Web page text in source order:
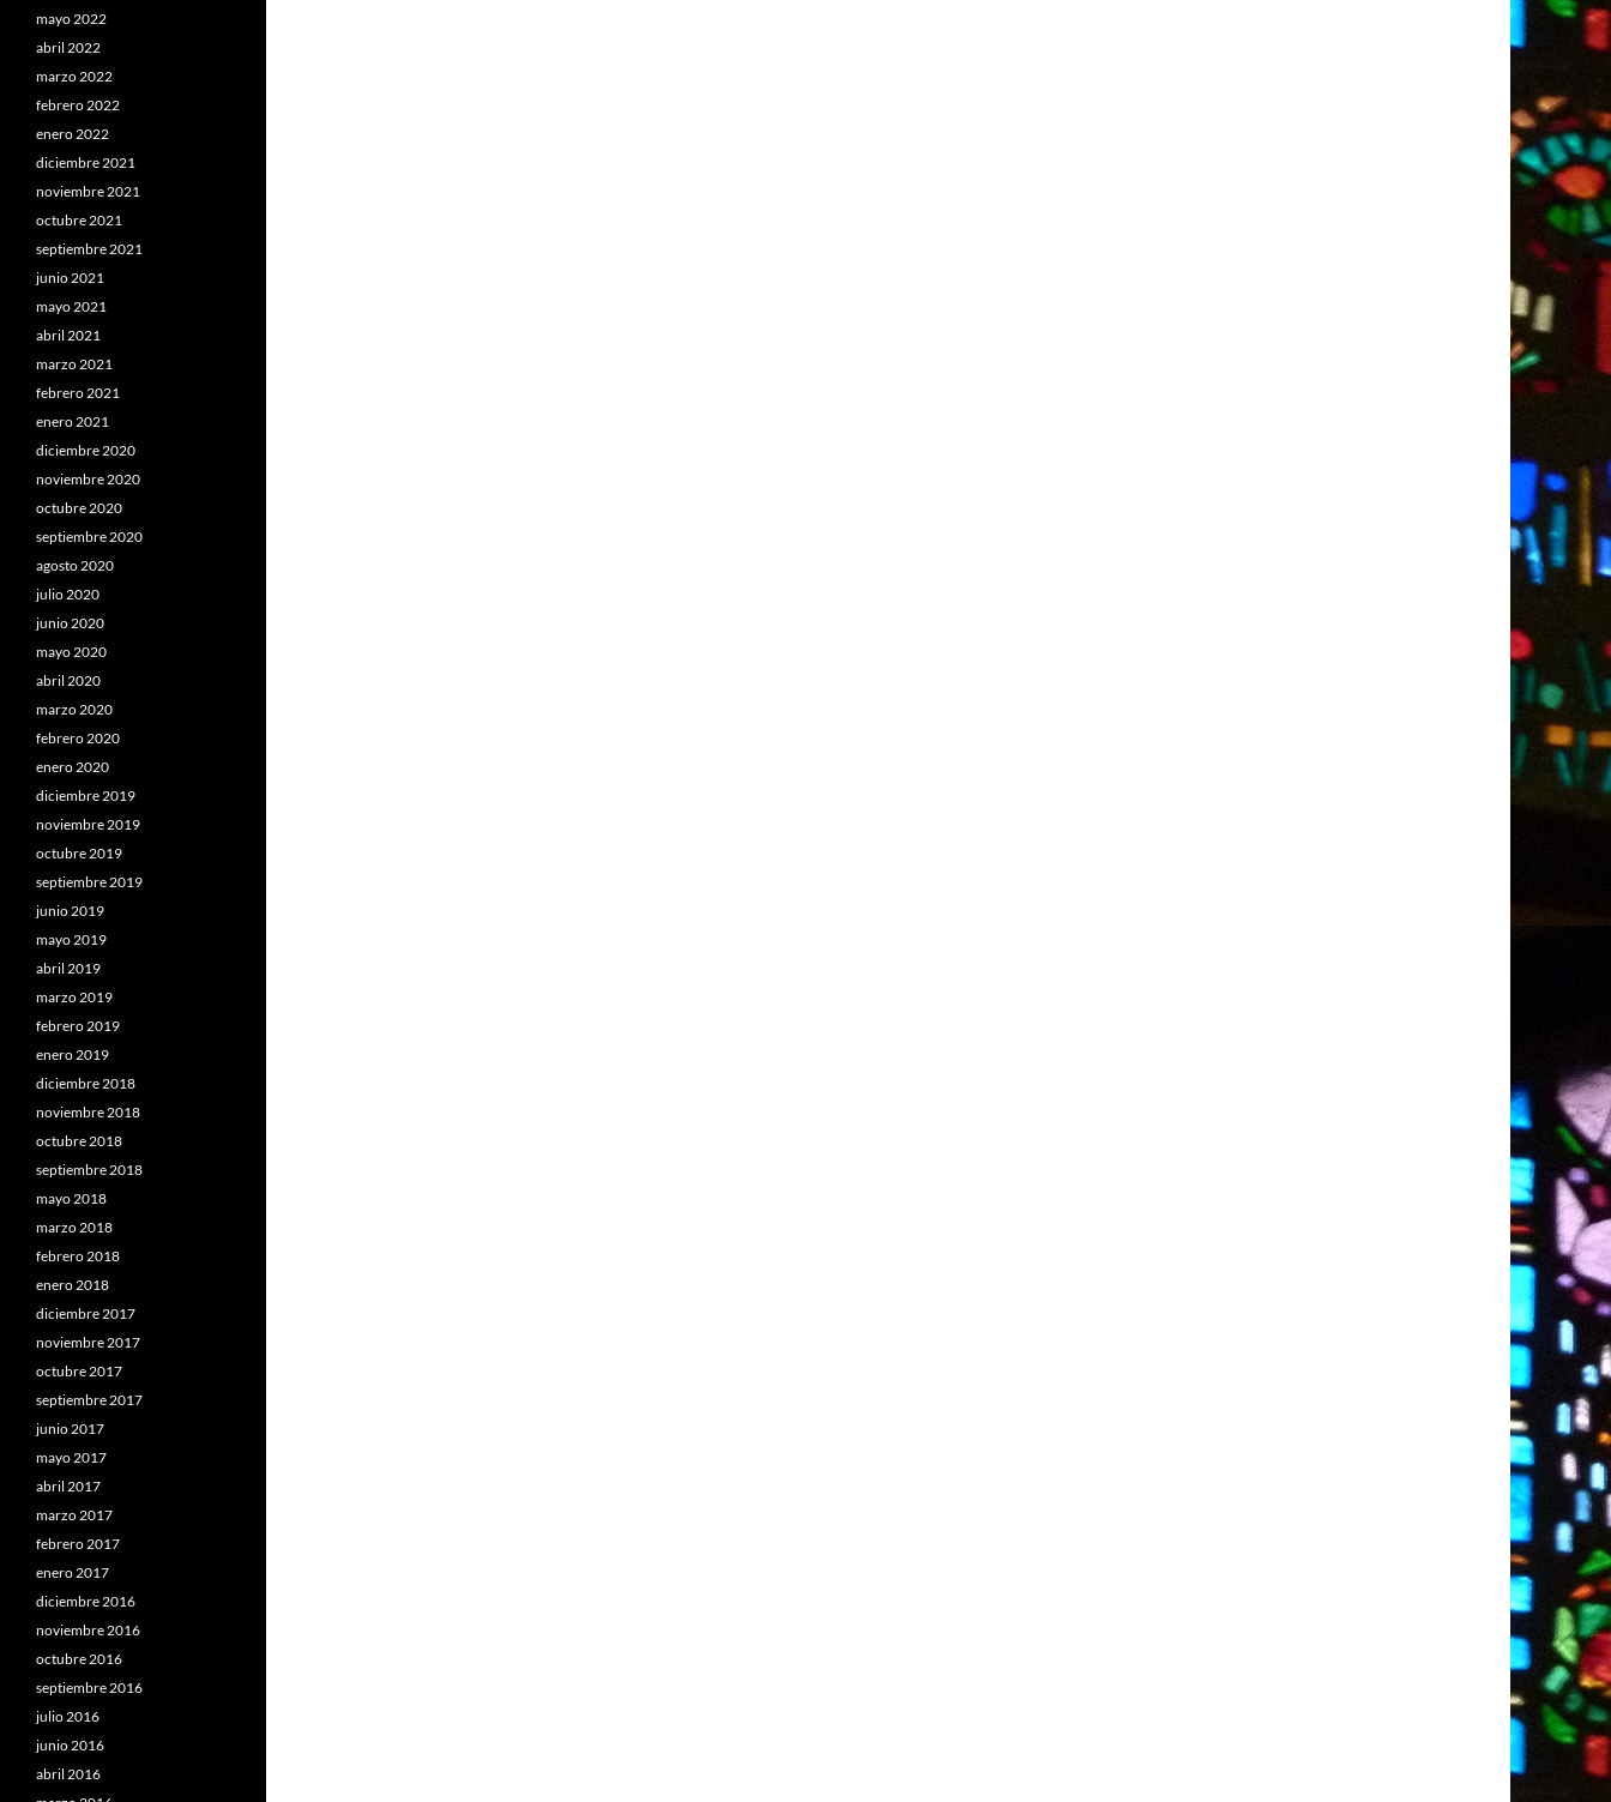
mayo 2022
abril 2022
marzo 2022
febrero 2022
enero 2022
diciembre 2021
noviembre 2021
octubre 2021
septiembre 2021
junio 2021
mayo 2021
abril 2021
marzo 2021
febrero 2021
enero 2021
diciembre 2020
noviembre 2020
octubre 2020
septiembre 2020
agosto 2020
julio 2020
junio 2020
mayo 2020
abril 2020
marzo 2020
febrero 2020
enero 2020
diciembre 2019
noviembre 2019
octubre 2019
septiembre 2019
junio 2019
mayo 2019
abril 2019
marzo 2019
febrero 2019
enero 2019
diciembre 2018
noviembre 2018
octubre 2018
septiembre 2018
mayo 2018
marzo 2018
febrero 2018
enero 2018
diciembre 2017
noviembre 2017
octubre 2017
septiembre 2017
junio 2017
mayo 2017
abril 2017
marzo 2017
febrero 2017
enero 2017
diciembre 2016
noviembre 2016
octubre 2016
septiembre 2016
julio 2016
junio 2016
abril 2016